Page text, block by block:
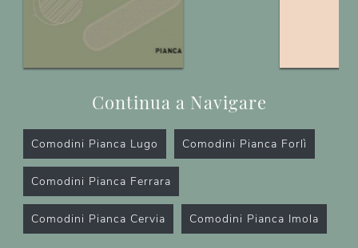
Continua a Navigare
Comodini Pianca Lugo Comodini Pianca Forlì
Comodini Pianca Ferrara
Comodini Pianca Cervia Comodini Pianca Imola